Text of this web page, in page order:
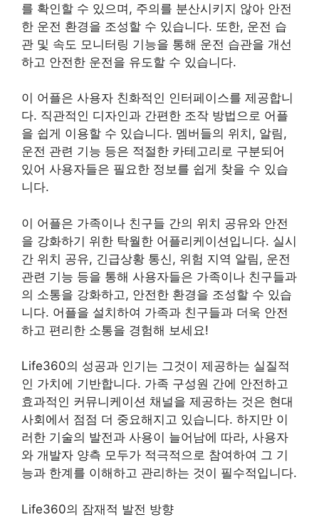
를 확인할 수 있으며, 주의를 분산시키지 않아 안전
한 운전 환경을 조성할 수 있습니다. 또한, 운전 습
관 및 속도 모니터링 기능을 통해 운전 습관을 개선
하고 안전한 운전을 유도할 수 있습니다.
이 어플은 사용자 친화적인 인터페이스를 제공합니
다. 직관적인 디자인과 간편한 조작 방법으로 어플
을 쉽게 이용할 수 있습니다. 멤버들의 위치, 알림,
운전 관련 기능 등은 적절한 카테고리로 구분되어
있어 사용자들은 필요한 정보를 쉽게 찾을 수 있습
니다.
이 어플은 가족이나 친구들 간의 위치 공유와 안전
을 강화하기 위한 탁월한 어플리케이션입니다. 실시
간 위치 공유, 긴급상황 통신, 위험 지역 알림, 운전
관련 기능 등을 통해 사용자들은 가족이나 친구들과
의 소통을 강화하고, 안전한 환경을 조성할 수 있습
니다. 어플을 설치하여 가족과 친구들과 더욱 안전
하고 편리한 소통을 경험해 보세요!
Life360의 성공과 인기는 그것이 제공하는 실질적
인 가치에 기반합니다. 가족 구성원 간에 안전하고
효과적인 커뮤니케이션 채널을 제공하는 것은 현대
사회에서 점점 더 중요해지고 있습니다. 하지만 이
러한 기술의 발전과 사용이 늘어남에 따라, 사용자
와 개발자 양측 모두가 적극적으로 참여하여 그 기
능과 한계를 이해하고 관리하는 것이 필수적입니다.
Life360의 잠재적 발전 방향